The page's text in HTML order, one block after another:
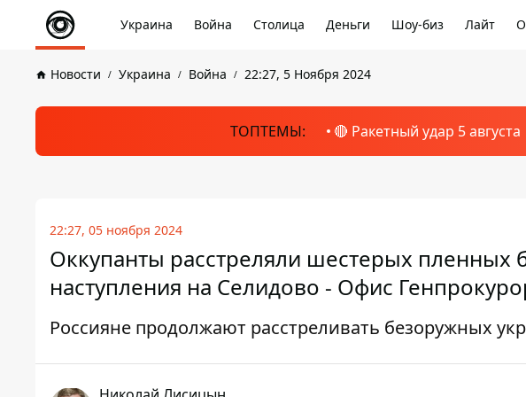
Украина Война Столица Деньги Шоу-биз Лайт
Новости Украина Война 22:27, 5 Ноября 2024
ТОПТЕМЫ: 🔴 Ракетный удар 5 августа
22:27, 05 ноября 2024
Оккупанты расстреляли шестерых пленных
наступления на Селидово - Офис
Россияне продолжают расстреливать безоружных